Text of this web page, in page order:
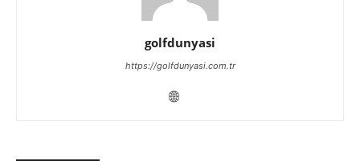
golfdunyasi
https://golfdunyasi.com.tr